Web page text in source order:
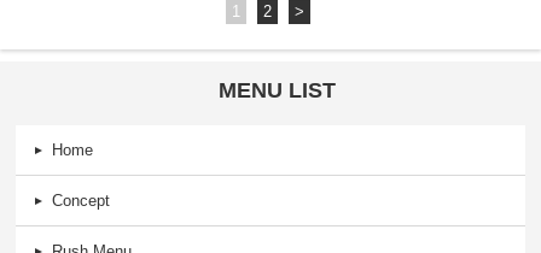
1 2 >
MENU LIST
Home
Concept